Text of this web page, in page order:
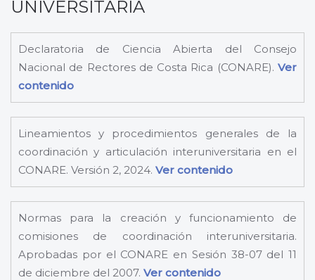
UNIVERSITARIA
Declaratoria de Ciencia Abierta del Consejo
Nacional de Rectores de Costa Rica (CONARE). Ver
contenido
Lineamientos y procedimientos generales de la
coordinación y articulación interuniversitaria en el
CONARE. Versión 2, 2024. Ver contenido
Normas para la creación y funcionamiento de
comisiones de coordinación interuniversitaria.
Aprobadas por el CONARE en Sesión 38-07 del 11
de diciembre del 2007. Ver contenido